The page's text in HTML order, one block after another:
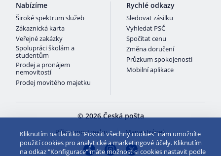
Nabízíme
Široké spektrum služeb
Zákaznická karta
Veřejné zakázky
Spolupráci školám a
studentům
Prodej a pronájem
nemovitostí
Prodej movitého majetku
Rychlé odkazy
Sledovat zásilku
Vyhledat PSČ
Spočítat cenu
Změna doručení
Průzkum spokojenosti
Mobilní aplikace
© 2026 Česká pošta
Přístupnost webu Mapa stránek
Kliknutím na tlačítko "Povolit všechny cookies" nám umožníte
použití cookies pro analytické a marketingové účely. Kliknutím
na odkaz "Konfigurace" máte možnost si cookies nastavit podle